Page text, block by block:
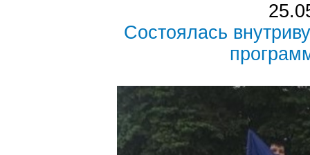
Состоялась